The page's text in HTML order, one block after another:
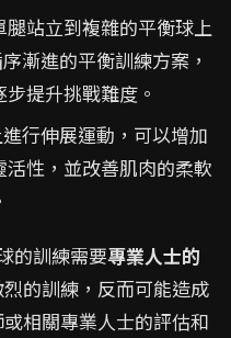
腿站立到複雜的平衡球上
漸進的平衡訓練方案，
提升挑戰難度。
行伸展運動，可以增加
性，並改善肌肉的柔軟
的訓練需要專業人士的
的訓練，反而可能造成
相關專業人士的評估和